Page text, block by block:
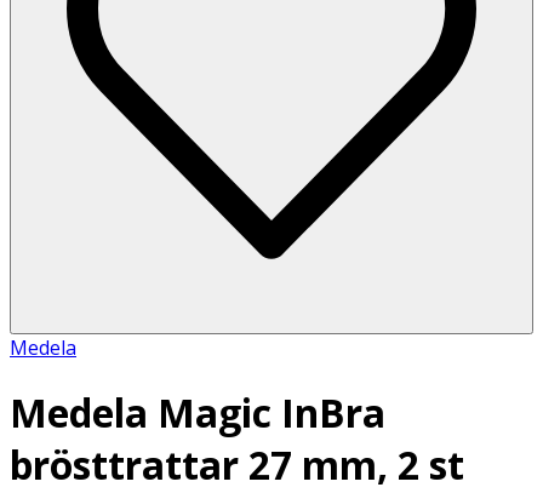
Medela
Medela Magic InBra
brösttrattar 27 mm, 2 st